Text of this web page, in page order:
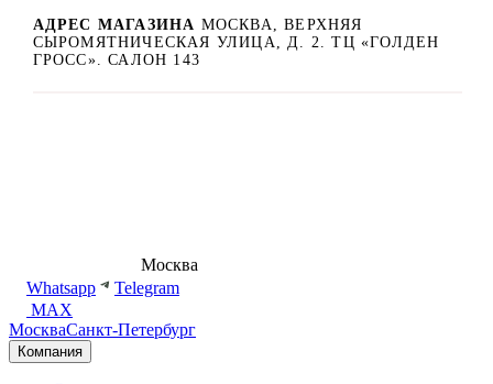
АДРЕС МАГАЗИНА МОСКВА, ВЕРХНЯЯ
СЫРОМЯТНИЧЕСКАЯ УЛИЦА, Д. 2. ТЦ «ГОЛДЕН
ГРОСС». САЛОН 143
Москва
Whatsapp
Telegram
MAX
МоскваСанкт-Петербург
Компания